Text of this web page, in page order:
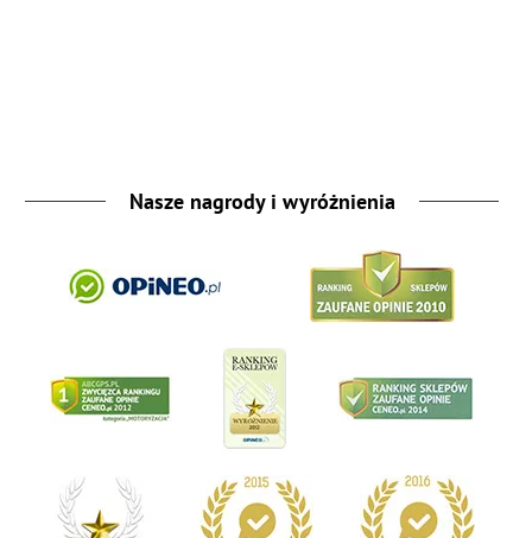
Nasze nagrody i wyróżnienia